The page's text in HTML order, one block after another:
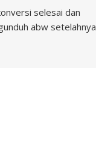
selesai dan
abw setelahnya